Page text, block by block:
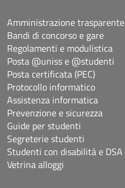
Amministrazione trasparente
Bandi di concorso e gare
Regolamenti e modulistica
Posta @uniss e @studenti
Posta certificata (PEC)
Protocollo informatico
Assistenza informatica
Prevenzione e sicurezza
Guide per studenti
Segreterie studenti
Studenti con disabilità e DSA
Vetrina alloggi